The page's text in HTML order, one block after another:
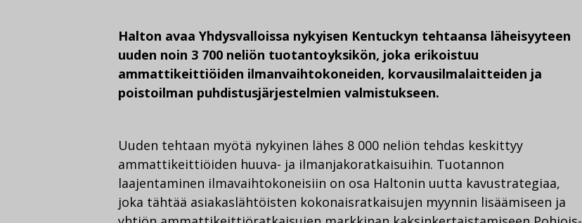
Halton avaa Yhdysvalloissa nykyisen Kentuckyn tehtaansa läheisyyteen
uuden noin 3 700 neliön tuotantoyksikön, joka erikoistuu
ammattikeittiöiden ilmanvaihtokoneiden, korvausilmalaitteiden ja
poistoilman puhdistusjärjestelmien valmistukseen.
Uuden tehtaan myötä nykyinen lähes 8 000 neliön tehdas keskittyy
ammattikeittiöiden huuva- ja ilmanjakoratkaisuihin. Tuotannon
laajentaminen ilmavaihtokoneisiin on osa Haltonin uutta kavustrategiaa,
joka tähtää asiakaslähtöisten kokonaisratkaisujen myynnin lisäämiseen ja